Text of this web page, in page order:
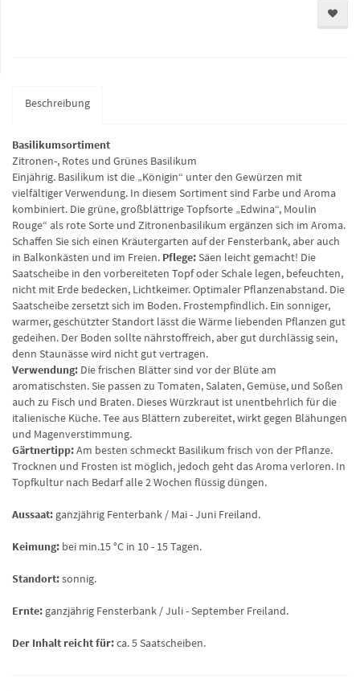
Beschreibung
Basilikumsortiment
Zitronen-, Rotes und Grünes Basilikum
Einjährig. Basilikum ist die „Königin“ unter den Gewürzen mit
vielfältiger Verwendung. In diesem Sortiment sind Farbe und Aroma
kombiniert. Die grüne, großblättrige Topfsorte „Edwina“, Moulin
Rouge“ als rote Sorte und Zitronenbasilikum ergänzen sich im Aroma.
Schaffen Sie sich einen Kräutergarten auf der Fensterbank, aber auch
in Balkonkästen und im Freien. Pflege:Säen leicht gemacht! Die
Saatscheibe in den vorbereiteten Topf oder Schale legen, befeuchten,
nicht mit Erde bedecken, Lichtkeimer. Optimaler Pflanzenabstand. Die
Saatscheibe zersetzt sich im Boden. Frostempfindlich. Ein sonniger,
warmer, geschützter Standort lässt die Wärme liebenden Pflanzen gut
gedeihen. Der Boden sollte nährstoffreich, aber gut durchlässig sein,
denn Staunässe wird nicht gut vertragen.
Verwendung: Die frischen Blätter sind vor der Blüte am
aromatischsten. Sie passen zu Tomaten, Salaten, Gemüse, und Soßen
auch zu Fisch und Braten. Dieses Würzkraut ist unentbehrlich für die
italienische Küche. Tee aus Blättern zubereitet, wirkt gegen Blähungen
und Magenverstimmung.
Gärtnertipp:Am besten schmeckt Basilikum frisch von der Pflanze.
Trocknen und Frosten ist möglich, jedoch geht das Aroma verloren. In
Topfkultur nach Bedarf alle 2 Wochen flüssig düngen.
Aussaat: ganzjährig Fenterbank / Mai - Juni Freiland.
Keimung: bei min.15 °C in 10 - 15 Tagen.
Standort:sonnig.
Ernte: ganzjährig Fensterbank / Juli - September Freiland.
Der Inhalt reicht für:ca. 5 Saatscheiben.